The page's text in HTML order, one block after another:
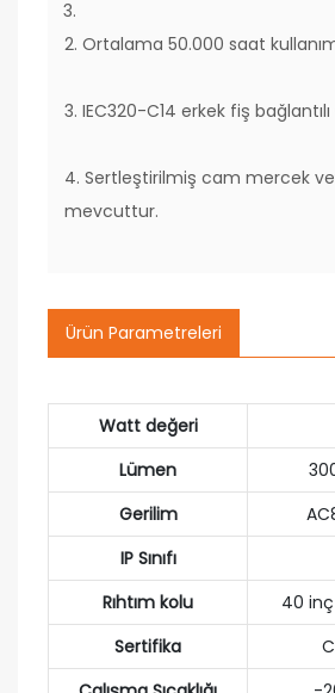
2. Ortalama 50.000 saat
3. IEC320-C14 erkek fiş
4. Sertleştirilmiş cam mercek
mevcuttur.
Ürün Parametreleri
Watt değeri
Lümen
Gerilim
IP Sınıfı
Rıhtım kolu
40
Sertifika